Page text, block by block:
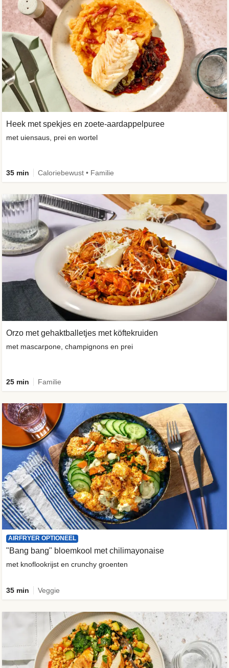
Heek met spekjes en zoete-aardappelpuree
met uiensaus, prei en wortel
35 min Caloriebewust • Familie
Orzo met gehaktballetjes met köftekruiden
met mascarpone, champignons en prei
25 min Familie
AIRFRYER OPTIONEEL
"Bang bang" bloemkool met chilimayonaise
met knoflookrijst en crunchy groenten
35 min Veggie